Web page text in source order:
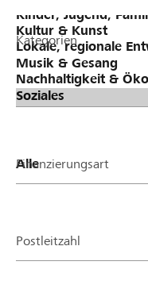
Kategorien
Finanzierungsart
Postleitzahl